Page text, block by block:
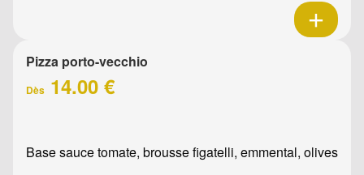
Pizza porto-vecchio
Dès 14.00 €
Base sauce tomate, brousse figatelli, emmental, olives